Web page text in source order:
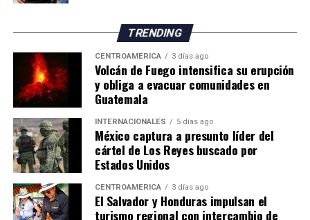
TRENDING
CENTROAMÉRICA 3 días ago
Volcán de Fuego intensifica su erupción
y obliga a evacuar comunidades en
Guatemala
INTERNACIONALES 5 días ago
México captura a presunto líder del
cártel de Los Reyes buscado por
Estados Unidos
CENTROAMÉRICA 3 días ago
El Salvador y Honduras impulsan el
turismo regional con intercambio de